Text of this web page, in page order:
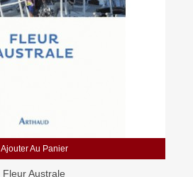
Ajouter Au Panier
Fleur Australe